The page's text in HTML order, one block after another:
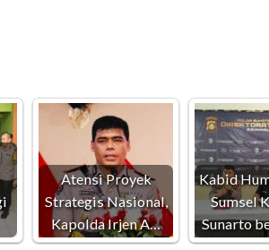
Atensi Proyek
Strategis Nasional,
Kapolda Irjen A…
Kabid
Sumsel
Sunarto